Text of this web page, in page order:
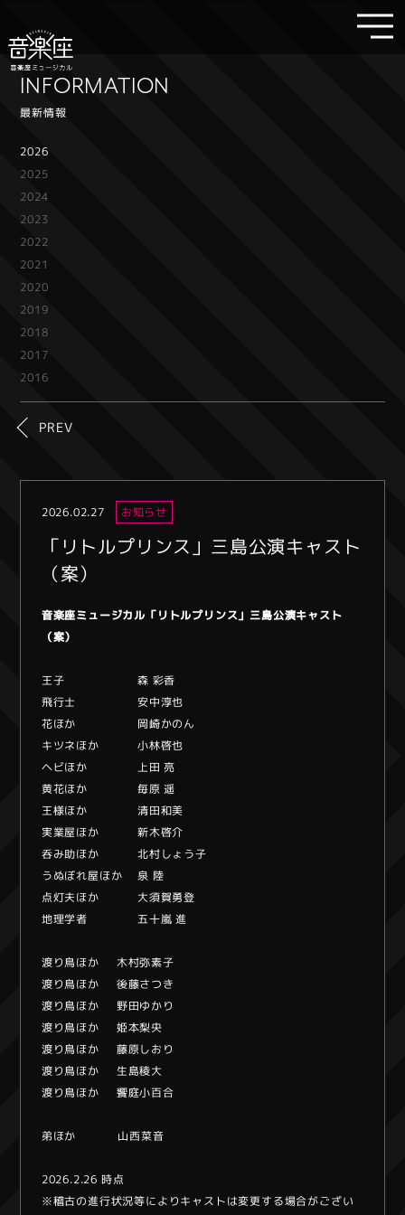
INFORMATION
最新情報
2026
2025
2024
2023
2022
2021
2020
2019
2018
2017
2016
PREV
2026.02.27 お知らせ
「リトルプリンス」三島公演キャスト
（案）
音楽座ミュージカル「リトルプリンス」三島公演キャスト
（案）
王子 森 彩香
飛行士 安中淳也
花ほか 岡崎かのん
キツネほか 小林啓也
ヘビほか 上田 亮
黄花ほか 毎原 遥
王様ほか 清田和美
実業屋ほか 新木啓介
呑み助ほか 北村しょう子
うぬぼれ屋ほか 泉 陸
点灯夫ほか 大須賀勇登
地理学者 五十嵐 進
渡り鳥ほか 木村弥素子
渡り鳥ほか 後藤さつき
渡り鳥ほか 野田ゆかり
渡り鳥ほか 姫本梨央
渡り鳥ほか 藤原しおり
渡り鳥ほか 生島稜大
渡り鳥ほか 饗庭小百合
弟ほか 山西菜音
2026.2.26 時点
※稽古の進行状況等によりキャストは変更する場合がござい